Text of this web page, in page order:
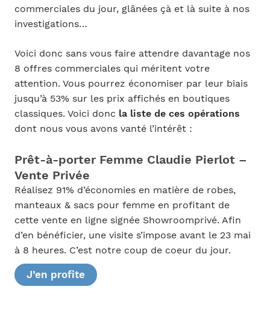
commerciales du jour, glânées çà et là suite à nos
investigations…
Voici donc sans vous faire attendre davantage nos
8 offres commerciales qui méritent votre
attention. Vous pourrez économiser par leur biais
jusqu’à 53% sur les prix affichés en boutiques
classiques. Voici donc la liste de ces opérations
dont nous vous avons vanté l’intérêt :
Prêt-à-porter Femme Claudie Pierlot –
Vente Privée
Réalisez 91% d’économies en matière de robes,
manteaux & sacs pour femme en profitant de
cette vente en ligne signée Showroomprivé. Afin
d’en bénéficier, une visite s’impose avant le 23 mai
à 8 heures. C’est notre coup de coeur du jour.
J’en profite